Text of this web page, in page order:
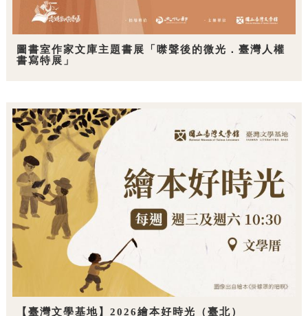
圖書室作家文庫主題書展「噤聲後的微光．臺灣人權
書寫特展」
【臺灣文學基地】2026繪本好時光（臺北）